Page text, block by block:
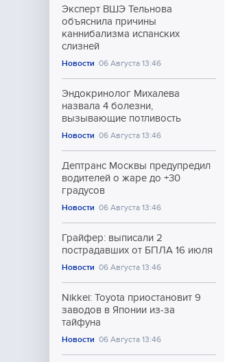
Эксперт ВШЭ Тельнова
объяснила причины
каннибализма испанских
слизней
Новости 06 Августа 13:46
Эндокринолог Михалева
назвала 4 болезни,
вызывающие потливость
Новости 06 Августа 13:46
Дептранс Москвы предупредил
водителей о жаре до +30
градусов
Новости 06 Августа 13:46
Грайфер: выписали 2
пострадавших от БПЛА 16 июля
Новости 06 Августа 13:46
Nikkei: Toyota приостановит 9
заводов в Японии из-за
тайфуна
Новости 06 Августа 13:46